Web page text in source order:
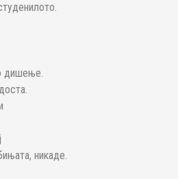
дишење.
никаде.